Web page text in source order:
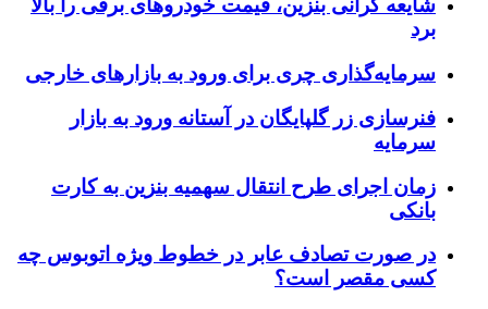
گرانی بنزین، قیمت خودروهای برقی را بالا
چری برای ورود به بازارهای خارجی
زر گلپایگان در آستانه ورود به بازار
اجرای طرح انتقال سهمیه بنزین به کارت
صورت تصادف عابر در خطوط ویژه اتوبوس چه
مقصر است؟